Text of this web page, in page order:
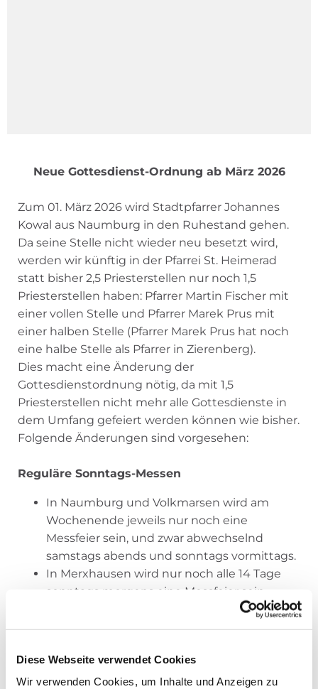
Diese Webseite verwendet Cookies
Wir verwenden Cookies, um Inhalte und Anzeigen zu
Neue Gottesdienst-Ordnung ab März 2026
Zum 01. März 2026 wird Stadtpfarrer Johannes
Kowal aus Naumburg in den Ruhestand gehen.
Da seine Stelle nicht wieder neu besetzt wird,
werden wir künftig in der Pfarrei St. Heimerad
statt bisher 2,5 Priesterstellen nur noch 1,5
Priesterstellen haben: Pfarrer Martin Fischer mit
einer vollen Stelle und Pfarrer Marek Prus mit
einer halben Stelle (Pfarrer Marek Prus hat noch
eine halbe Stelle als Pfarrer in Zierenberg).
Dies macht eine Änderung der
Gottesdienstordnung nötig, da mit 1,5
Priesterstellen nicht mehr alle Gottesdienste in
dem Umfang gefeiert werden können wie bisher.
Folgende Änderungen sind vorgesehen:
Reguläre Sonntags-Messen
In Naumburg und Volkmarsen wird am
Wochenende jeweils nur noch eine
Messfeier sein, und zwar abwechselnd
samstags abends und sonntags vormittags.
In Merxhausen wird nur noch alle 14 Tage
sonntags morgens eine Messfeier sein.
In Wolfhagen wird wie bisher sonntags
morgens eine Messfeier sein.
abends eine Messfeier oder eine Wort-
Gottes-Feier (WGF) oder ein anderes